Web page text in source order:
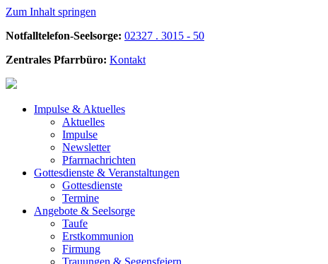
Zum Inhalt springen
Notfalltelefon-Seelsorge: 02327 . 3015 - 50
Zentrales Pfarrbüro: Kontakt
Impulse & Aktuelles
Aktuelles
Impulse
Newsletter
Pfarrnachrichten
Gottesdienste & Veranstaltungen
Gottesdienste
Termine
Angebote & Seelsorge
Taufe
Erstkommunion
Firmung
Trauungen & Segensfeiern